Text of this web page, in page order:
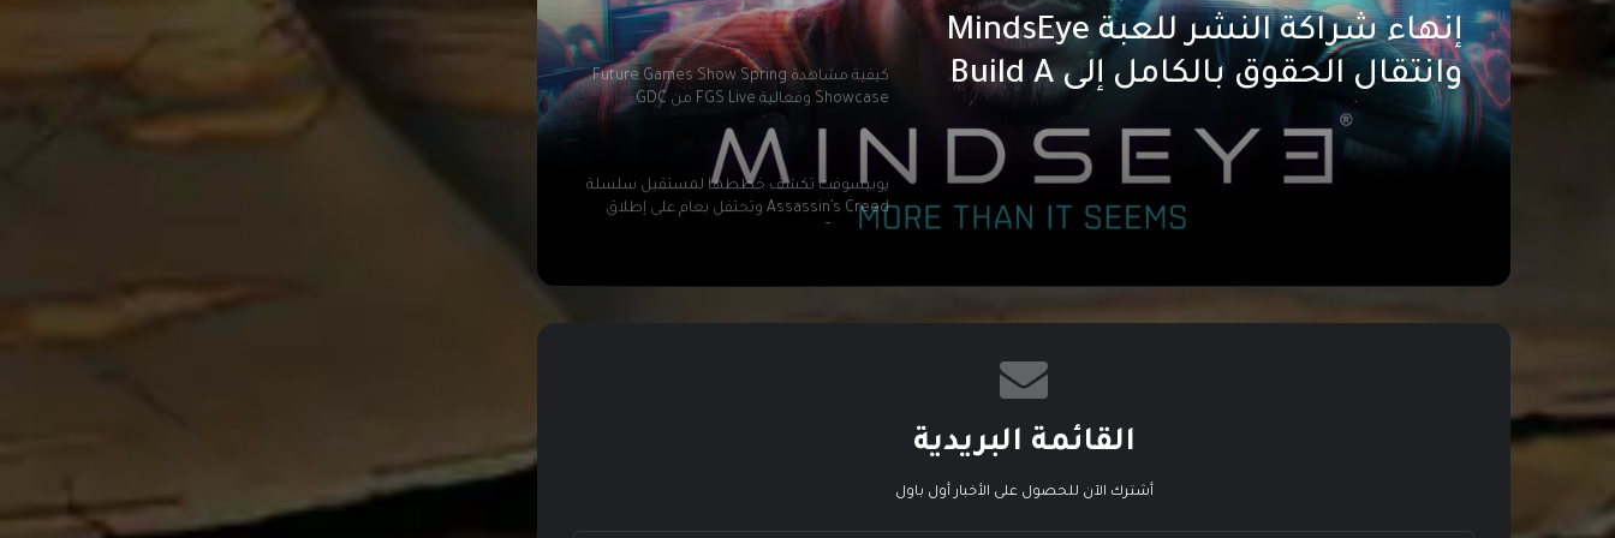
إنهاء شراكة النشر للعبة MindsEye
وانتقال الحقوق بالكامل إلى Build A
Rocket Boy
كيفية مشاهدة Future Games Show Spring
Showcase وفعالية FGS Live من GDC
يوبيسوفت تكشف خططها لمستقبل سلسلة
Assassin’s Creed وتحتفل بعام على إطلاق
Shadows
القائمة البريدية
أشترك الآن للحصول على الأخبار أول باول